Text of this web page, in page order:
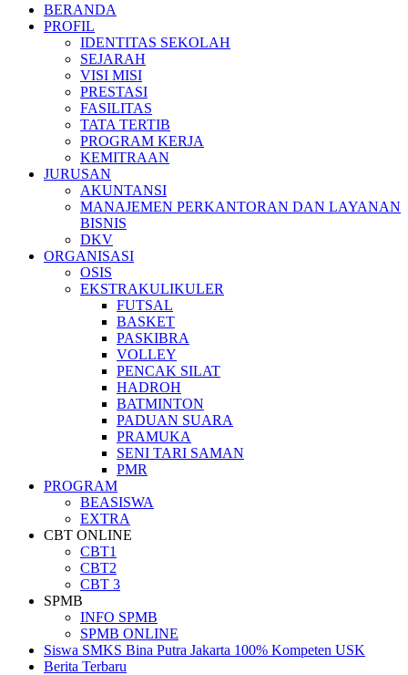
BERANDA
PROFIL
IDENTITAS SEKOLAH
SEJARAH
VISI MISI
PRESTASI
FASILITAS
TATA TERTIB
PROGRAM KERJA
KEMITRAAN
JURUSAN
AKUNTANSI
MANAJEMEN PERKANTORAN DAN LAYANAN
BISNIS
DKV
ORGANISASI
OSIS
EKSTRAKULIKULER
FUTSAL
BASKET
PASKIBRA
VOLLEY
PENCAK SILAT
HADROH
BATMINTON
PADUAN SUARA
PRAMUKA
SENI TARI SAMAN
PMR
PROGRAM
BEASISWA
EXTRA
CBT ONLINE
CBT1
CBT2
CBT 3
SPMB
INFO SPMB
SPMB ONLINE
Siswa SMKS Bina Putra Jakarta 100% Kompeten USK
Berita Terbaru